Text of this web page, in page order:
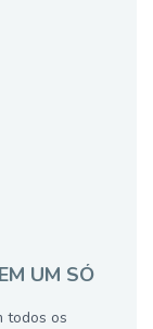
UM SÓ
todos os